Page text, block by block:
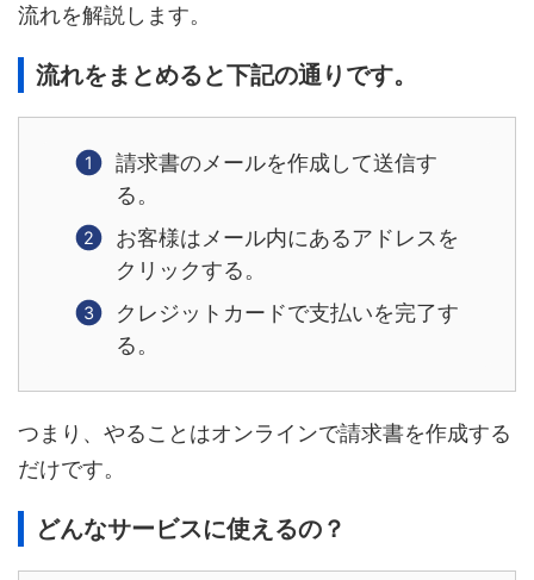
流れを解説します。
流れをまとめると下記の通りです。
請求書のメールを作成して送信す
る。
お客様はメール内にあるアドレスを
クリックする。
クレジットカードで支払いを完了す
る。
つまり、やることはオンラインで請求書を作成する
だけです。
どんなサービスに使えるの？